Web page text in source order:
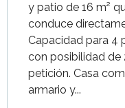
y patio de 16 m²
conduce
Capacidad para 4
con posibilidad de
petición. Casa
armario y...